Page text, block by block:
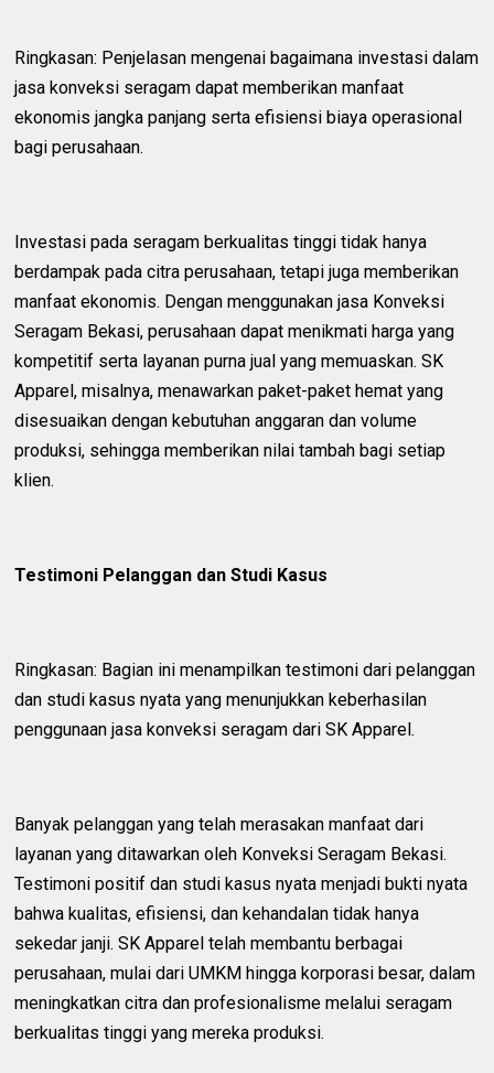
Ringkasan: Penjelasan mengenai bagaimana investasi dalam
jasa konveksi seragam dapat memberikan manfaat
ekonomis jangka panjang serta efisiensi biaya operasional
bagi perusahaan.
Investasi pada seragam berkualitas tinggi tidak hanya
berdampak pada citra perusahaan, tetapi juga memberikan
manfaat ekonomis. Dengan menggunakan jasa Konveksi
Seragam Bekasi, perusahaan dapat menikmati harga yang
kompetitif serta layanan purna jual yang memuaskan. SK
Apparel, misalnya, menawarkan paket-paket hemat yang
disesuaikan dengan kebutuhan anggaran dan volume
produksi, sehingga memberikan nilai tambah bagi setiap
klien.
Testimoni Pelanggan dan Studi Kasus
Ringkasan: Bagian ini menampilkan testimoni dari pelanggan
dan studi kasus nyata yang menunjukkan keberhasilan
penggunaan jasa konveksi seragam dari SK Apparel.
Banyak pelanggan yang telah merasakan manfaat dari
layanan yang ditawarkan oleh Konveksi Seragam Bekasi.
Testimoni positif dan studi kasus nyata menjadi bukti nyata
bahwa kualitas, efisiensi, dan kehandalan tidak hanya
sekedar janji. SK Apparel telah membantu berbagai
perusahaan, mulai dari UMKM hingga korporasi besar, dalam
meningkatkan citra dan profesionalisme melalui seragam
berkualitas tinggi yang mereka produksi.